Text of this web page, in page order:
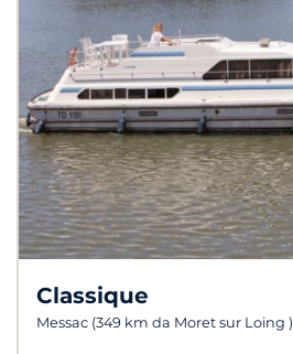
Classique
Messac (349 km da Moret sur Loing )